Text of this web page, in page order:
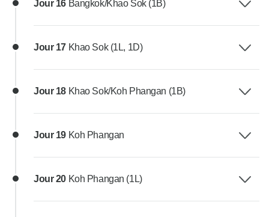
Jour 16 Bangkok/Khao Sok (1B)
Jour 17 Khao Sok (1L, 1D)
Jour 18 Khao Sok/Koh Phangan (1B)
Jour 19 Koh Phangan
Jour 20 Koh Phangan (1L)